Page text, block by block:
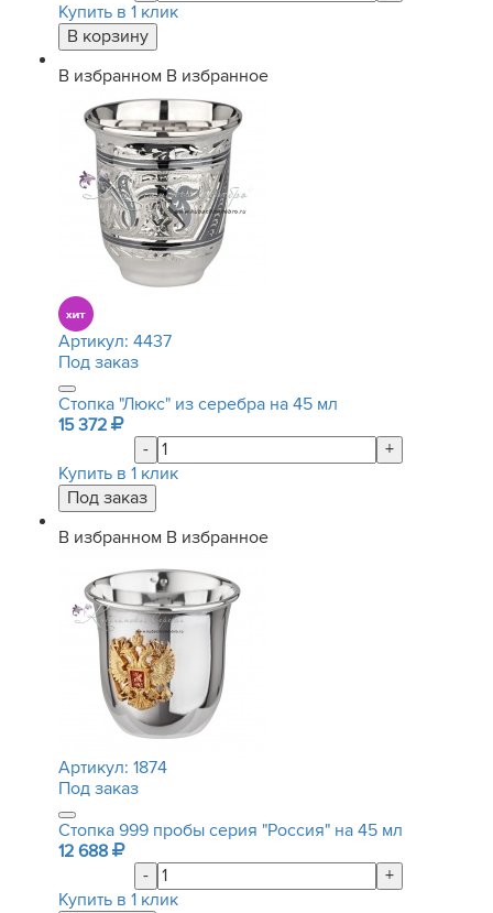
Купить в 1 клик
В избранном В избранное
Артикул: 4437
Под заказ
Стопка "Люкс" из серебра на 45 мл
15 372
-
+
Купить в 1 клик
В избранном В избранное
Артикул: 1874
Под заказ
Стопка 999 пробы серия "Россия" на 45 мл
12 688
-
+
Купить в 1 клик